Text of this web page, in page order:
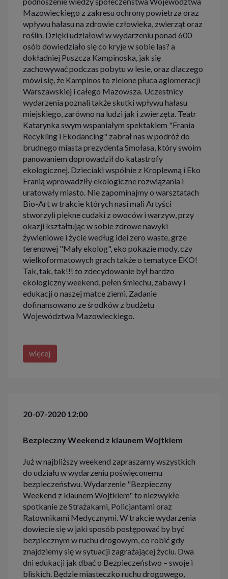
Mazowieckiego z zakresu ochrony powietrza oraz
wpływu hałasu na zdrowie człowieka, zwierząt oraz
roślin. Dzięki udziałowi w wydarzeniu ponad 600
osób dowiedziało się co kryje w sobie las? a
dokładniej Puszcza Kampinoska, jak się
zachowywać podczas pobytu w lesie, oraz dlaczego
mówi się, że Kampinos to zielone płuca aglomeracji
Warszawskiej i całego Mazowsza. Uczestnicy
wydarzenia poznali także skutki wpływu hałasu
miejskiego, zarówno na ludzi jak i zwierzęta. Teatr
Katarynka swym wspaniałym spektaklem "Frania
Recykling i Ekodancing" zabrał nas w podróż do
brudnego miasta prezydenta Smołasa, który swoim
panowaniem doprowadził do katastrofy
ekologicznej. Dzieciaki wspólnie z Kroplewną i Eko
Franią wprowadziły ekologiczne rozwiązania i
uratowały miasto. Nie zapominajmy o warsztatach
Bio-Art w trakcie których nasi mali Artyści
stworzyli piękne cudaki z owoców i warzyw, przy
okazji kształtując w sobie zdrowe nawyki
żywieniowe i życie według idei zero waste, grze
terenowej "Mały ekolog", eko pokazie mody, czy
wielkoformatowych grach także o tematyce EKO!
Tak, tak, tak!!! to zdecydowanie był bardzo
ekologiczny weekend, pełen śmiechu, zabawy i
edukacji o naszej matce ziemi. Zadanie
dofinansowano ze środków z budżetu
Województwa Mazowieckiego.
więcej
20-07-2020 12:00
Bezpieczny Weekend z klaunem Wojtkiem
Już w najbliższy weekend zapraszamy wszystkich
do udziału w wydarzeniu poświęconemu
bezpieczeństwu. Wydarzenie "Bezpieczny
Weekend z klaunem Wojtkiem" to niezwykłe
spotkanie ze Strażakami, Policjantami oraz
Ratownikami Medycznymi. W trakcie wydarzenia
dowiecie się w jaki sposób postępować by być
bezpiecznym w ruchu drogowym, co robić gdy
znajdziemy się w sytuacji zagrażającej życiu. Dwa
dni edukacji jak dbać o Bezpieczeństwo – swoje i
bliskich. Będzie miasteczko ruchu drogowego,